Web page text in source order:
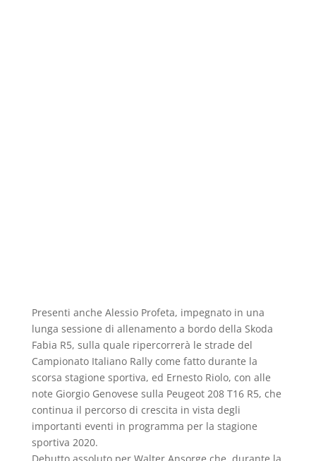
Presenti anche Alessio Profeta, impegnato in una
lunga sessione di allenamento a bordo della Skoda
Fabia R5, sulla quale ripercorrerà le strade del
Campionato Italiano Rally come fatto durante la
scorsa stagione sportiva, ed Ernesto Riolo, con alle
note Giorgio Genovese sulla Peugeot 208 T16 R5, che
continua il percorso di crescita in vista degli
importanti eventi in programma per la stagione
sportiva 2020.